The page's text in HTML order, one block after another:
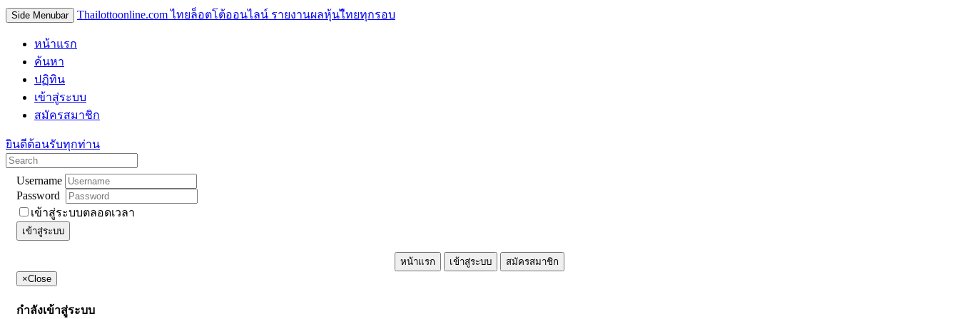
Side Menubar Thailottoonline.com ไทยล็อตโต้ออนไลน์ รายงานผลหุ้นไืทยทุกรอบ
หน้าแรก
ค้นหา
ปฏิทิน
เข้าสู่ระบบ
สมัครสมาชิก
ยินดีต้อนรับทุกท่าน
Username
Password
เข้าสู่ระบบตลอดเวลา
เข้าสู่ระบบ
หน้าแรก เข้าสู่ระบบ
สมัครสมาชิก
×Close
กำลังเข้าสู่ระบบ